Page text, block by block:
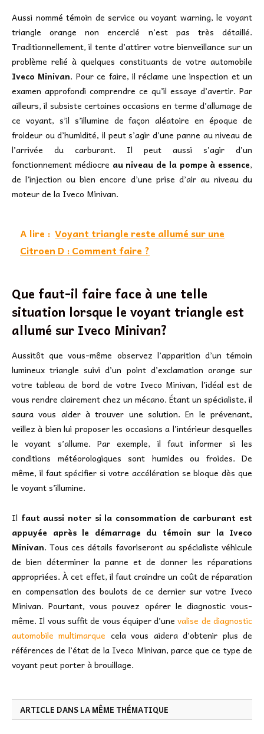
Aussi nommé témoin de service ou voyant warning, le voyant
triangle orange non encerclé n’est pas très détaillé.
Traditionnellement, il tente d’attirer votre bienveillance sur un
problème relié à quelques constituants de votre automobile
Iveco Minivan. Pour ce faire, il réclame une inspection et un
examen approfondi comprendre ce qu’il essaye d’avertir. Par
ailleurs, il subsiste certaines occasions en terme d’allumage de
ce voyant, s’il s’illumine de façon aléatoire en époque de
froideur ou d’humidité, il peut s’agir d’une panne au niveau de
l’arrivée du carburant. Il peut aussi s’agir d’un
fonctionnement médiocre au niveau de la pompe à essence,
de l’injection ou bien encore d’une prise d’air au niveau du
moteur de la Iveco Minivan.
A lire : Voyant triangle reste allumé sur une
Citroen D : Comment faire ?
Que faut-il faire face à une telle
situation lorsque le voyant triangle est
allumé sur Iveco Minivan?
Aussitôt que vous-même observez l’apparition d’un témoin
lumineux triangle suivi d’un point d’exclamation orange sur
votre tableau de bord de votre Iveco Minivan, l’idéal est de
vous rendre clairement chez un mécano. Étant un spécialiste, il
saura vous aider à trouver une solution. En le prévenant,
veillez à bien lui proposer les occasions a l’intérieur desquelles
le voyant s’allume. Par exemple, il faut informer si les
conditions météorologiques sont humides ou froides. De
même, il faut spécifier si votre accélération se bloque dès que
le voyant s’illumine.
Il faut aussi noter si la consommation de carburant est
appuyée après le démarrage du témoin sur la Iveco
Minivan. Tous ces détails favoriseront au spécialiste véhicule
de bien déterminer la panne et de donner les réparations
appropriées. À cet effet, il faut craindre un coût de réparation
en compensation des boulots de ce dernier sur votre Iveco
Minivan. Pourtant, vous pouvez opérer le diagnostic vous-
même. Il vous suffit de vous équiper d’unevalise de diagnostic
automobile multimarque cela vous aidera d’obtenir plus de
références de l’état de la Iveco Minivan, parce que ce type de
voyant peut porter à brouillage.
ARTICLE DANS LA MÊME THÉMATIQUE